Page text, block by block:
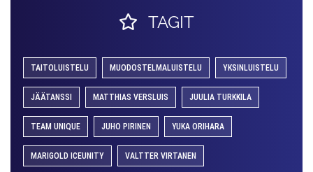
TAGIT
TAITOLUISTELU MUODOSTELMALUISTELU YKSINLUISTELU
JÄÄTANSSI MATTHIAS VERSLUIS JUULIA TURKKILA
TEAM UNIQUE JUHO PIRINEN YUKA ORIHARA
MARIGOLD ICEUNITY VALTTER VIRTANEN